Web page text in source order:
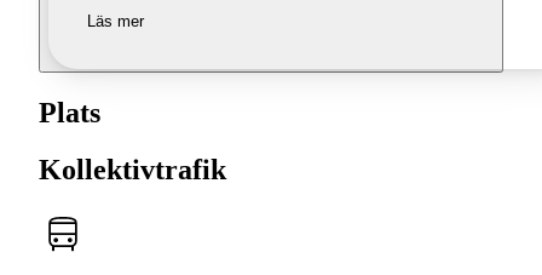
Läs mer
Plats
Kollektivtrafik